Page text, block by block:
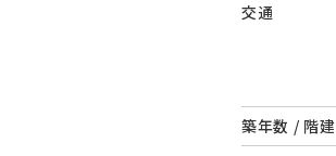
交通
築年数 / 階建